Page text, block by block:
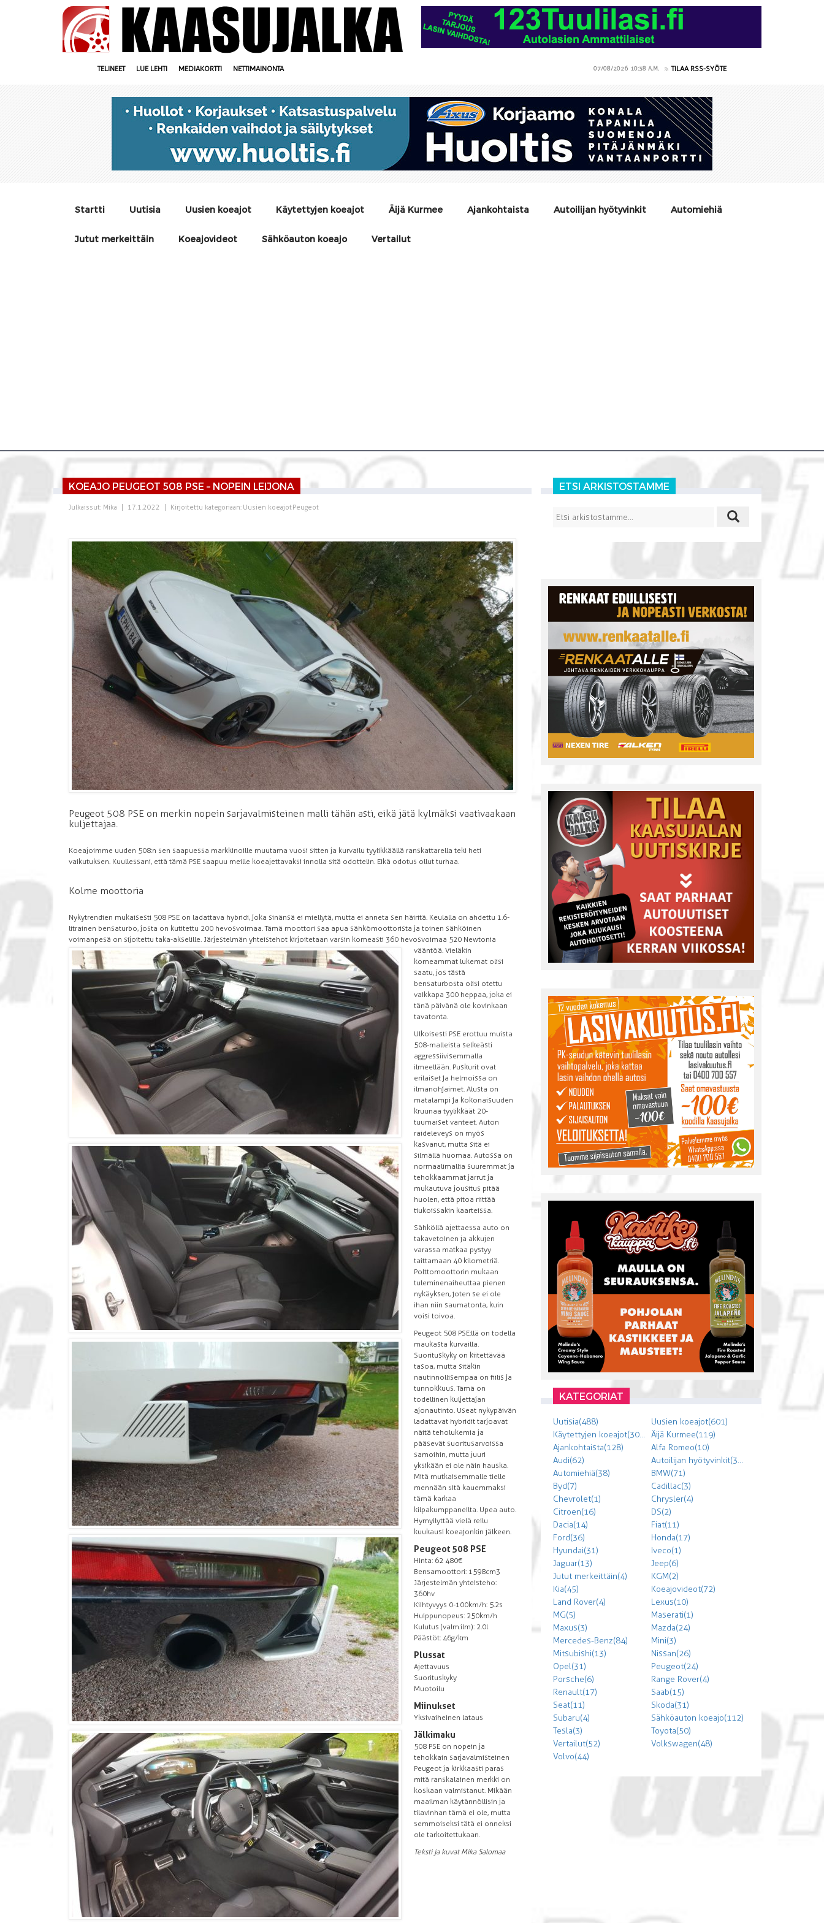
TELINEET LUE LEHTI MEDIAKORTTI NETTIMAINONTA 07/08/2026 10:38 A.M. TILAA RSS-SYÖTE
Startti Uutisia Uusien koeajot Käytettyjen koeajot Äijä Kurmee Ajankohtaista Autoilijan hyötyvinkit Automiehiä
Jutut merkeittäin Koeajovideot Sähköauton koeajo Vertailut
KOEAJO PEUGEOT 508 PSE – NOPEIN LEIJONA
Julkaissut: Mika 17.1.2022 Kirjoitettu kategoriaan: Uusien koeajot Peugeot
Peugeot 508 PSE on merkin nopein sarjavalmisteinen malli tähän asti, eikä jätä kylmäksi vaativaakaan
kuljettajaa.
Koeajoimme uuden 508:n sen saapuessa markkinoille muutama vuosi sitten ja kurvailu tyylikkäällä ranskattarella teki heti
vaikutuksen. Kuullessani, että tämä PSE saapuu meille koeajettavaksi innolla sitä odottelin. Eikä odotus ollut turhaa.
Kolme moottoria
Nykytrendien mukaisesti 508 PSE on ladattava hybridi, joka sinänsä ei miellytä, mutta ei anneta sen häiritä. Keulalla on ahdettu 1.6-
litrainen bensaturbo, josta on kutitettu 200 hevosvoimaa. Tämä moottori saa apua sähkömoottorista ja toinen sähköinen
voimanpesä on sijoitettu taka-akselille. Järjestelmän yhteistehot kirjoitetaan varsin komeasti 360 hevosvoimaa 520 Newtonia
vääntöä. Vieläkin
komeammat lukemat olisi
saatu, jos tästä
bensaturbosta olisi otettu
vaikkapa 300 heppaa, joka ei
tänä päivänä ole kovinkaan
tavatonta.
Ulkoisesti PSE erottuu muista
508-malleista selkeästi
aggressiivisemmalla
ilmeellään. Puskurit ovat
erilaiset ja helmoissa on
ilmanohjaimet. Alusta on
matalampi ja kokonaisuuden
kruunaa tyylikkäät 20-
tuumaiset vanteet. Auton
raideleveys on myös
kasvanut, mutta sitä ei
silmällä huomaa. Autossa on
normaalimallia suuremmat ja
tehokkaammat jarrut ja
mukautuva jousitus pitää
huolen, että pitoa riittää
tiukoissakin kaarteissa.
Sähköllä ajettaessa auto on
takavetoinen ja akkujen
varassa matkaa pystyy
taittamaan 40 kilometriä.
Polttomoottorin mukaan
tuleminen aiheuttaa pienen
nykäyksen, joten se ei ole
ihan niin saumatonta, kuin
voisi toivoa.
Peugeot 508 PSE:llä on todella
maukasta kurvailla.
Suorituskyky on kiitettävää
tasoa, mutta sitäkin
nautinnollisempaa on fiilis ja
tunnokkuus. Tämä on
todellinen kuljettajan
ajonautinto. Useat nykypäivän
ladattavat hybridit tarjoavat
näitä teholukemia ja
pääsevät suoritusarvoissa
samoihin, mutta juuri
yksikään ei ole näin hauska.
Mitä mutkaisemmalle tielle
mennään sitä kauemmaksi
tämä karkaa
kilpakumppaneilta. Upea auto.
Hymyilyttää vielä reilu
kuukausi koeajonkin jälkeen.
Peugeot 508 PSE
Hinta: 62 480€
Bensamoottori: 1598cm3
Järjestelmän yhteisteho:
360hv
Kiihtyvyys 0-100km/h: 5.2s
Huippunopeus: 250km/h
Kulutus (valm.ilm): 2.0l
Päästöt: 46g/km
Plussat
Ajettavuus
Suorituskyky
Muotoilu
Miinukset
Yksivaiheinen lataus
Jälkimaku
508 PSE on nopein ja
tehokkain sarjavalmisteinen
Peugeot ja kirkkaasti paras
mitä ranskalainen merkki on
koskaan valmistanut. Mikään
maailman käytännöllisin ja
tilavinhan tämä ei ole, mutta
semmoiseksi tätä ei onneksi
ole tarkoitettukaan.
Teksti ja kuvat Mika Salomaa
ETSI ARKISTOSTAMME
KATEGORIAT
Uutisia (488)
Uusien koeajot (601)
Käytettyjen koeajot (303) Äijä Kurmee (119)
Ajankohtaista (128)
Alfa Romeo (10)
Audi (62)
Autoilijan hyötyvinkit (300)
Automiehiä (38)
BMW (71)
Byd (7)
Cadillac (3)
Chevrolet (1)
Chrysler (4)
Citroen (16)
DS (2)
Dacia (14)
Fiat (11)
Ford (36)
Honda (17)
Hyundai (31)
Iveco (1)
Jaguar (13)
Jeep (6)
Jutut merkeittäin (4)
KGM (2)
Kia (45)
Koeajovideot (72)
Land Rover (4)
Lexus (10)
MG (5)
Maserati (1)
Maxus (3)
Mazda (24)
Mercedes-Benz (84)
Mini (3)
Mitsubishi (13)
Nissan (26)
Opel (31)
Peugeot (24)
Porsche (6)
Range Rover (4)
Renault (17)
Saab (15)
Seat (11)
Skoda (31)
Subaru (4)
Sähköauton koeajo (112)
Tesla (3)
Toyota (50)
Vertailut (52)
Volkswagen (48)
Volvo (44)